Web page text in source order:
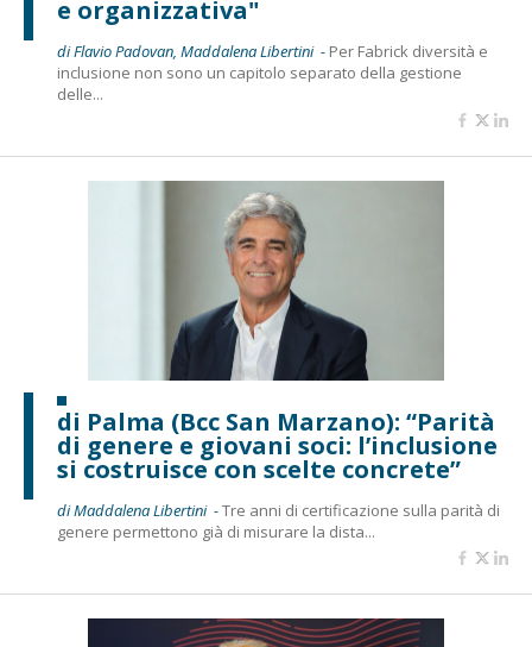
e organizzativa"
di Flavio Padovan, Maddalena Libertini - Per Fabrick diversità e
inclusione non sono un capitolo separato della gestione
delle...
di Palma (Bcc San Marzano): “Parità
di genere e giovani soci: l’inclusione
si costruisce con scelte concrete”
di Maddalena Libertini -Tre anni di certificazione sulla parità di
genere permettono già di misurare la dista...